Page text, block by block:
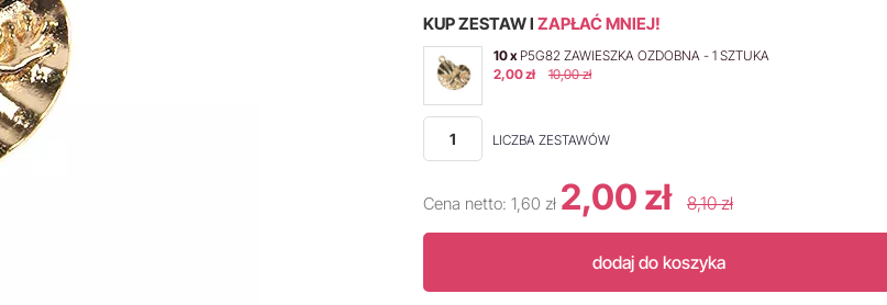
KUP ZESTAW I ZAPŁAĆ MNIEJ!
10 x P5G82 ZAWIESZKA OZDOBNA - 1 SZTUKA
2,00 zł
10,00 zł
LICZBA ZESTAWÓW
Cena netto: 1,60 zł 2,00 zł 8,10 zł
dodaj do koszyka